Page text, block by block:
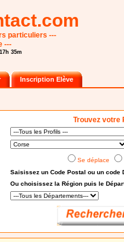
particuliers ---
---
35m
Inscription Elève
Trouvez votre
Se déplace
Saisissez un Code Postal ou un code
Ou choisissezla Région puis le